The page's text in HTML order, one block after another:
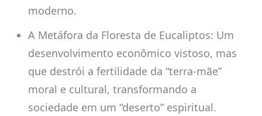
moderno.
A Metáfora da Floresta de Eucaliptos: Um
desenvolvimento econômico vistoso, mas
que destrói a fertilidade da “terra-mãe”
moral e cultural, transformando a
sociedade em um “deserto” espiritual.